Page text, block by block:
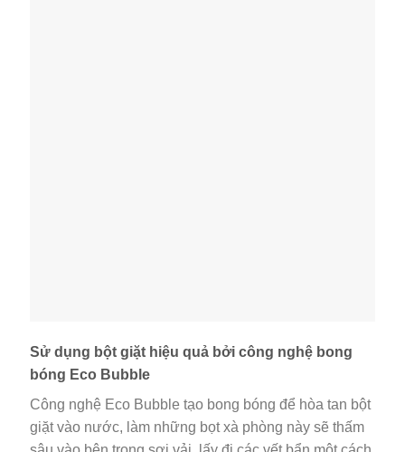
Sử dụng bột giặt hiệu quả bởi công nghệ bong
bóng Eco Bubble
Công nghệ Eco Bubble tạo bong bóng để hòa tan bột
giặt vào nước, làm những bọt xà phòng này sẽ thấm